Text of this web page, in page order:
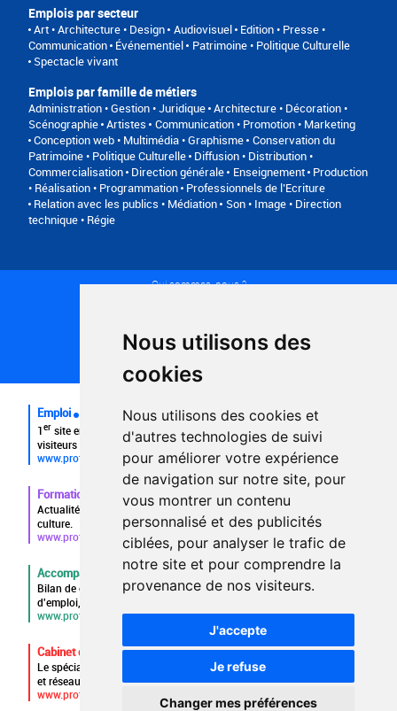
Nous utilisons des
cookies
Nous utilisons des cookies et
d'autres technologies de suivi
pour améliorer votre expérience
de navigation sur notre site, pour
vous montrer un contenu
personnalisé et des publicités
ciblées, pour analyser le trafic de
notre site et pour comprendre la
provenance de nos visiteurs.
J'accepte
Je refuse
Changer mes préférences
Emplois par secteur
Art • Architecture • Design Audiovisuel Edition • Presse •
Communication Événementiel
Patrimoine • Politique Culturelle
Spectacle vivant
Emplois par famille de métiers
Administration • Gestion • Juridique Architecture • Décoration •
Scénographie Artistes
Communication • Promotion • Marketing
Conception web • Multimédia • Graphisme Conservation du
Patrimoine • Politique Culturelle Diffusion • Distribution •
Commercialisation Direction générale Enseignement Production
• Réalisation • Programmation Professionnels de l’Ecriture
Relation avec les publics • Médiation
Son • Image • Direction
technique • Régie
Qui sommes-nous ?
Plan du site
FAQ recruteurs
FAQ
Emploi
1er site emploi du secteur culturel 784.000 visites et 230.000
visiteurs uniques par mois.
www.profilculture.com
Formation
Actualités, guide et annuaire des formations aux métiers de la
culture.
www.profilculture-formation.com
Accompagnement professionnel
Bilan de compétences, coaching, techniques de recherche
d'emploi, entretien conseil.
www.profilculture-competences.com
Cabinet de recrutement
Le spécialiste du secteur culturel, une cvthèque de 86.000 CV
et réseau unique de professionnels.
www.profilculture-conseil.com/cabinet-recrutement